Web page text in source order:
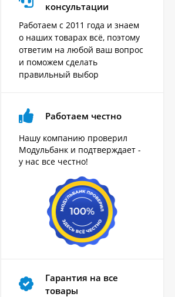
консультации
Работаем с 2011 года и знаем
о наших товарах всё, поэтому
ответим на любой ваш вопрос
и поможем сделать
правильный выбор
Работаем честно
Нашу компанию проверил
Модульбанк и подтверждает -
у нас все честно!
Гарантия на все
товары